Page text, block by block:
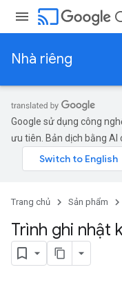
cast
Nhà riêng
Google sử dụng công
ưu tiên. Bản dịch bằng AI
Trang chủ Sản phẩm
Trình ghi nhật